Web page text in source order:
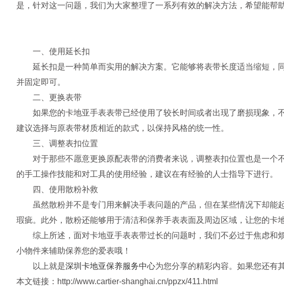
是，针对这一问题，我们为大家整理了一系列有效的解决方法，希望能帮
一、使用延长扣
延长扣是一种简单而实用的解决方案。它能够将表带长度适当缩短，
并固定即可。
二、更换表带
如果您的卡地亚手表表带已经使用了较长时间或者出现了磨损现象，
建议选择与原表带材质相近的款式，以保持风格的统一性。
三、调整表扣位置
对于那些不愿意更换原配表带的消费者来说，调整表扣位置也是一个
的手工操作技能和对工具的使用经验，建议在有经验的人士指导下进行。
四、使用散粉补救
虽然散粉并不是专门用来解决手表问题的产品，但在某些情况下却能
瑕疵。此外，散粉还能够用于清洁和保养手表表面及周边区域，让您的卡
综上所述，面对卡地亚手表表带过长的问题时，我们不必过于焦虑和
小物件来辅助保养您的爱表哦！
以上就是深圳卡地亚保养服务中心为您分享的精彩内容。如果您还有
本文链接：http://www.cartier-shanghai.cn/ppzx/411.html